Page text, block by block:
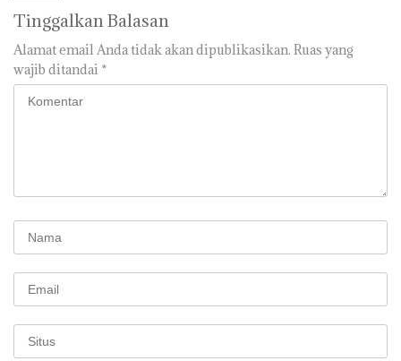
Tinggalkan Balasan
Alamat email Anda tidak akan dipublikasikan. Ruas yang
wajib ditandai *